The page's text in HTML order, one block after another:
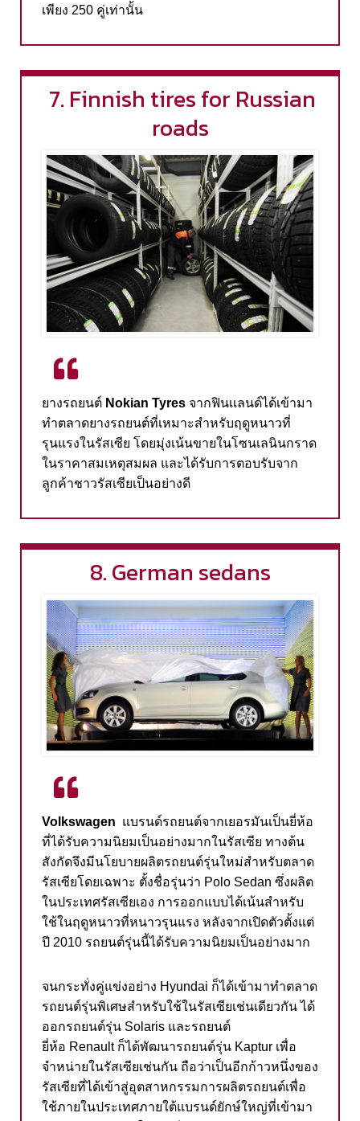
เพียง 250 คู่เท่านั้น
7. Finnish tires for Russian
roads
ยางรถยนต์ Nokian Tyres จากฟินเเลนด์ได้เข้ามา
ทำตลาดยางรถยนต์ที่เหมาะสำหรับฤดูหนาวที่
รุนแรงในรัสเซีย โดยมุ่งเน้นขายในโซนเลนินกราด
ในราคาสมเหตุสมผล และได้รับการตอบรับจาก
ลูกค้าชาวรัสเซียเป็นอย่างดี
8. German sedans
Volkswagen แบรนด์รถยนต์จากเยอรมันเป็นยี่ห้อ
ที่ได้รับความนิยมเป็นอย่างมากในรัสเซีย ทางต้น
สังกัดจึงมีนโยบายผลิตรถยนต์รุ่นใหม่สำหรับตลาด
รัสเซียโดยเฉพาะ ตั้งชื่อรุ่นว่า Polo Sedan ซึ่งผลิต
ในประเทศรัสเซียเอง การออกแบบได้เน้นสำหรับ
ใช้ในฤดูหนาวที่หนาวรุนแรง หลังจากเปิดตัวตั้งแต่
ปี 2010 รถยนต์รุ่นนี้ได้รับความนิยมเป็นอย่างมาก
จนกระทั่งคู่แข่งอย่าง Hyundai ก็ได้เข้ามาทำตลาด
รถยนต์รุ่นพิเศษสำหรับใช้ในรัสเซียเช่นเดียวกัน ได้
ออกรถยนต์รุ่น Solaris และรถยนต์
ยี่ห้อ Renault ก็ได้พัฒนารถยนต์รุ่น Kaptur เพื่อ
จำหน่ายในรัสเซียเช่นกัน ถือว่าเป็นอีกก้าวหนึ่งของ
รัสเซียที่ได้เข้าสู่อุตสาหกรรมการผลิตรถยนต์เพื่อ
ใช้ภายในประเทศภายใต้แบรนด์ยักษ์ใหญ่ที่เข้ามา